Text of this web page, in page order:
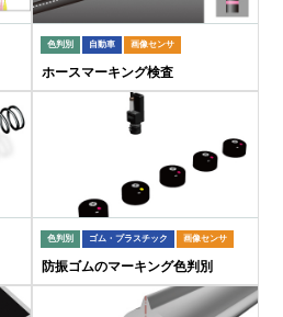
色判別 自動車 画像センサ
ホースマーキング検査
色判別 ゴム・プラスチック 画像センサ
防振ゴムのマーキング色判別